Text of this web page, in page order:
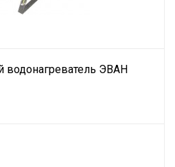
водонагреватель ЭВАН